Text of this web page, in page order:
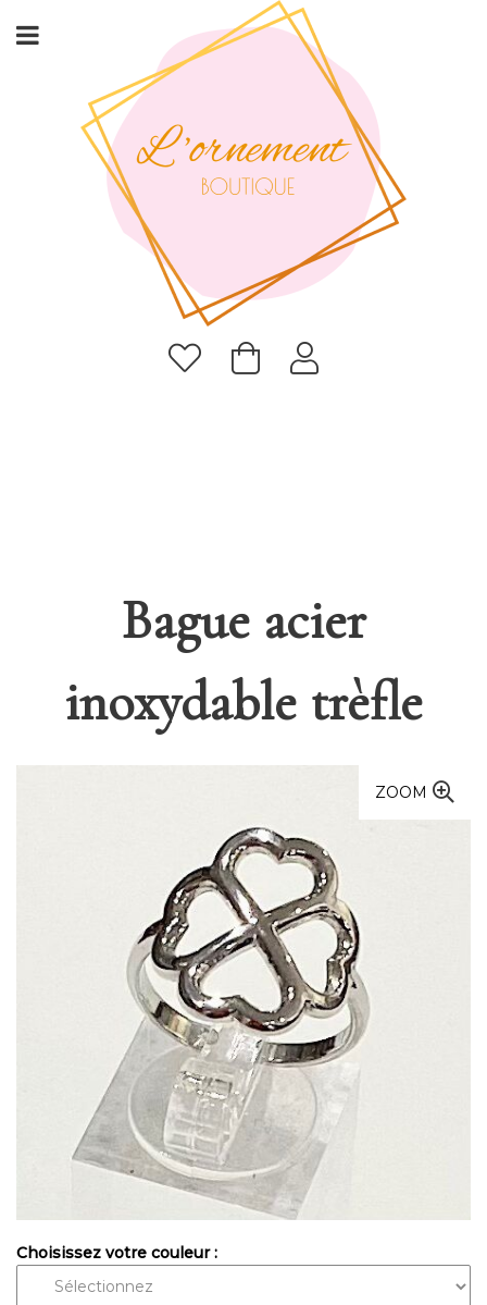
Bague acier
inoxydable trèfle
ZOOM
Choisissez votre couleur :